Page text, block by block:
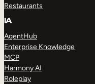
Restaurants
IA
AgentHub
Enterprise Knowledge
MCP
Harmony AI
Roleplay